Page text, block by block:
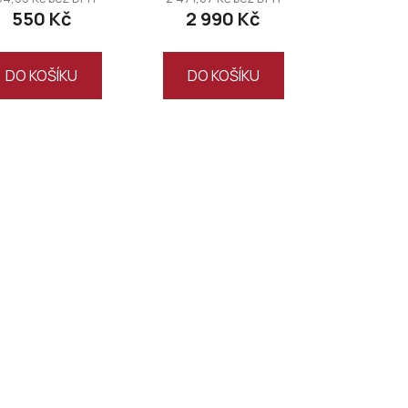
550 Kč
DO KOŠÍKU
2 990 Kč
DO KOŠÍKU